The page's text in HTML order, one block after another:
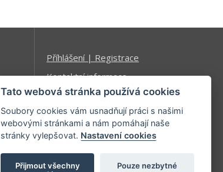
Příhlášení | Registrace
Kontaktní informace
Mapa stránek
Tato webová stránka používá cookies
Soubory cookies vám usnadňují práci s našimi
webovými stránkami a nám pomáhají naše
stránky vylepšovat. Nastavení cookies
Přijmout všechny
Pouze nezbytné